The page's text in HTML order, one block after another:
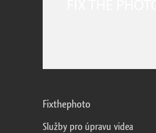
Fixthephoto
Služby pro úpravu videa